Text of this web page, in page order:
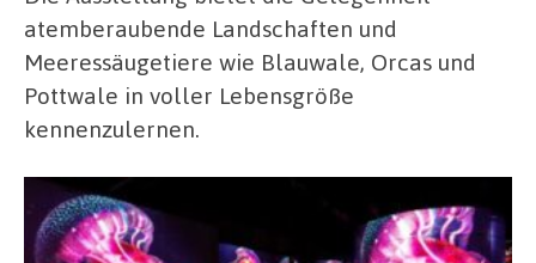
atemberaubende Landschaften und
Meeressäugetiere wie Blauwale, Orcas und
Pottwale in voller Lebensgröße
kennenzulernen.